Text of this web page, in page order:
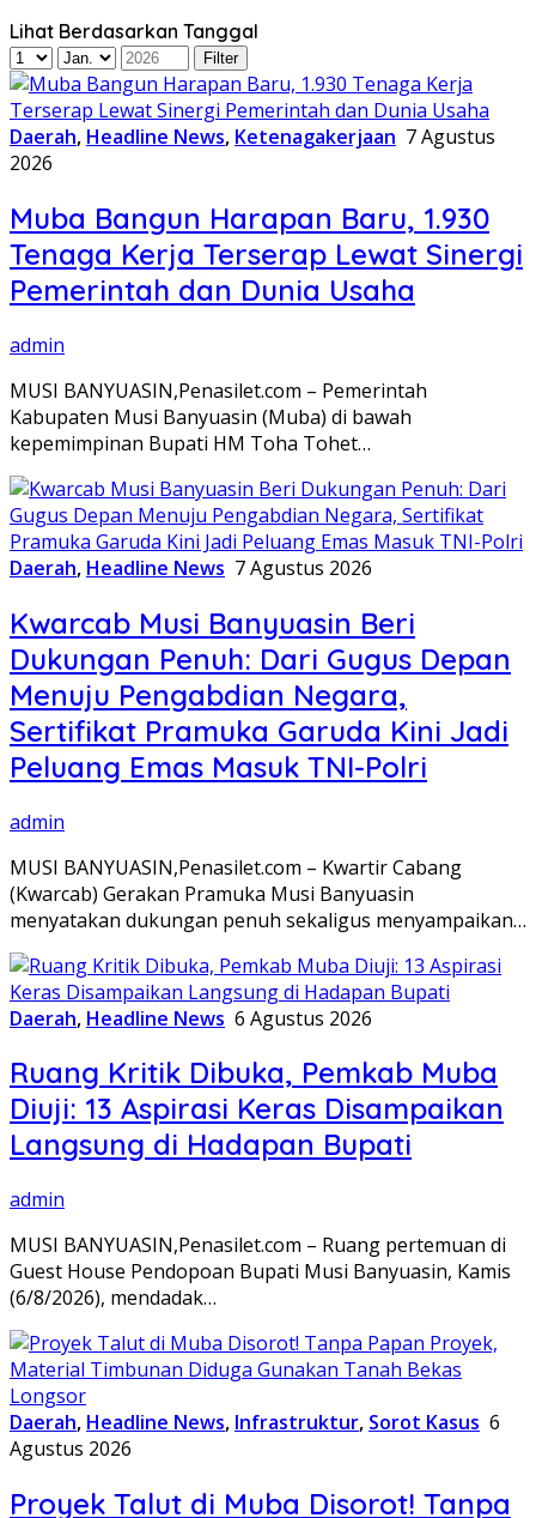
Lihat Berdasarkan Tanggal
Daerah, Headline News, Ketenagakerjaan 7 Agustus
2026
Muba Bangun Harapan Baru, 1.930
Tenaga Kerja Terserap Lewat Sinergi
Pemerintah dan Dunia Usaha
admin
MUSI BANYUASIN,Penasilet.com – Pemerintah
Kabupaten Musi Banyuasin (Muba) di bawah
kepemimpinan Bupati HM Toha Tohet…
Daerah, Headline News 7 Agustus 2026
Kwarcab Musi Banyuasin Beri
Dukungan Penuh: Dari Gugus Depan
Menuju Pengabdian Negara,
Sertifikat Pramuka Garuda Kini Jadi
Peluang Emas Masuk TNI-Polri
admin
MUSI BANYUASIN,Penasilet.com – Kwartir Cabang
(Kwarcab) Gerakan Pramuka Musi Banyuasin
menyatakan dukungan penuh sekaligus menyampaikan…
Daerah, Headline News 6 Agustus 2026
Ruang Kritik Dibuka, Pemkab Muba
Diuji: 13 Aspirasi Keras Disampaikan
Langsung di Hadapan Bupati
admin
MUSI BANYUASIN,Penasilet.com – Ruang pertemuan di
Guest House Pendopoan Bupati Musi Banyuasin, Kamis
(6/8/2026), mendadak…
Daerah, Headline News, Infrastruktur, Sorot Kasus 6
Agustus 2026
Proyek Talut di Muba Disorot! Tanpa